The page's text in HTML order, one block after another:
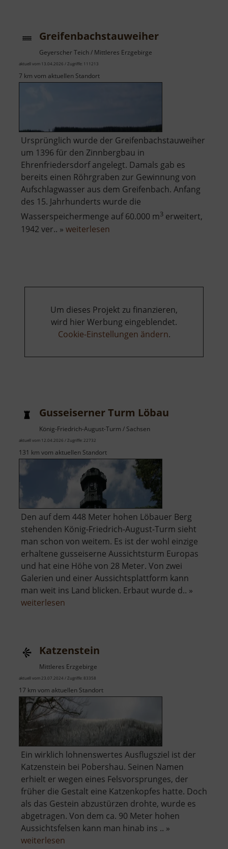
Greifenbachstauweiher
Geyerscher Teich / Mittleres Erzgebirge
aktuell vom 13.04.2026 / Zugriffe: 111213
7 km vom aktuellen Standort
Ursprünglich wurde der Greifenbachstauweiher
um 1396 für den Zinnbergbau in
Ehrenfriedersdorf angelegt. Damals gab es
bereits einen Röhrgraben zur Gewinnung von
Aufschlagwasser aus dem Greifenbach. Anfang
des 15. Jahrhunderts wurde die
Wasserspeichermenge auf 60.000 m3 erweitert,
1942 ver.. » weiterlesen
Um dieses Projekt zu finanzieren,
wird hier Werbung eingeblendet.
Cookie-Einstellungen ändern.
Gusseiserner Turm Löbau
König-Friedrich-August-Turm / Sachsen
aktuell vom 12.04.2026 / Zugriffe: 22732
131 km vom aktuellen Standort
Den auf dem 448 Meter hohen Löbauer Berg
stehenden König-Friedrich-August-Turm sieht
man schon von weitem. Es ist der wohl einzige
erhaltene gusseiserne Aussichtsturm Europas
und hat eine Höhe von 28 Meter. Von zwei
Galerien und einer Aussichtsplattform kann
man weit ins Land blicken. Erbaut wurde d.. »
weiterlesen
Katzenstein
Mittleres Erzgebirge
aktuell vom 23.07.2024 / Zugriffe: 83358
17 km vom aktuellen Standort
Ein wirklich lohnenswertes Ausflugsziel ist der
Katzenstein bei Pobershau. Seinen Namen
erhielt er wegen eines Felsvorsprunges, der
früher die Gestalt eine Katzenkopfes hatte. Doch
als das Gestein abzustürzen drohte, wurde es
abgetragen. Von dem ca. 90 Meter hohen
Aussichtsfelsen kann man hinab ins .. »
weiterlesen